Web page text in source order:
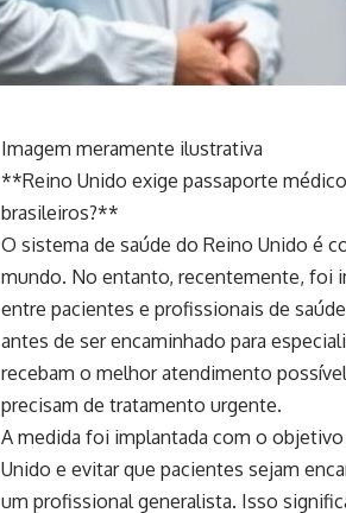
Imagem meramente ilustrativa
**Reino Unido exige passaporte
brasileiros?**
O sistema de saúde do Reino Unido é
mundo. No entanto, recentemente, foi
entre pacientes e profissionais de
antes de ser encaminhado para
recebam o melhor atendimento
precisam de tratamento urgente.
A medida foi implantada com o
Unido e evitar que pacientes sejam
um profissional generalista. Isso